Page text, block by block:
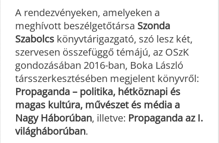
A rendezvényeken, amelyeken a
meghívott beszélgetőtársa Szonda
Szabolcs könyvtárigazgató, szó lesz két,
szervesen összefüggő témájú, az OSzK
gondozásában 2016-ban, Boka László
társszerkesztésében megjelent könyvről:
Propaganda – politika, hétköznapi és
magas kultúra, művészet és média a
Nagy Háborúban, illetve: Propaganda az I.
világháborúban.